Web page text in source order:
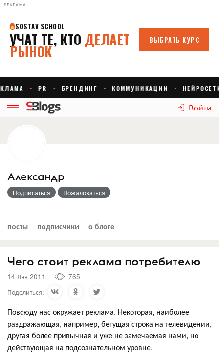
РЕКЛАМА
Войти
Александр
Подписаться Пожаловаться
посты подписчики о блоге
Чего стоит реклама потребителю
14 Янв 2011
765
Поделиться:
Повсюду нас окружает реклама. Некоторая, наиболее
раздражающая, например, бегущая строка на телевидении,
другая более привычная и уже не замечаемая нами, но
действующая на подсознательном уровне.